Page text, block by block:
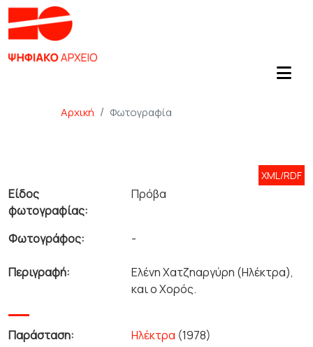
Αρχική Φωτογραφία
XML/RDF
Είδος
φωτογραφίας:
Πρόβα
Φωτογράφος: -
Περιγραφή:
Ελένη Χατζηαργύρη (Ηλέκτρα),
και ο Χορός.
Παράσταση: Ηλέκτρα (1978)